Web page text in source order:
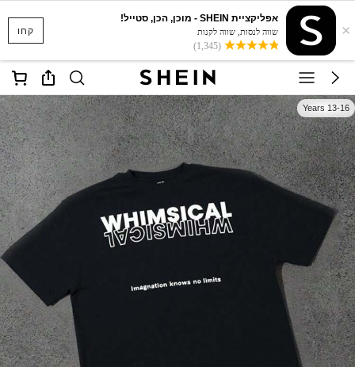
קחו ×
אפליקציית SHEIN - מוכן, הכן, סטייל!
שווה לנסות, שווה לקנות
(1,345)
13-16 Years